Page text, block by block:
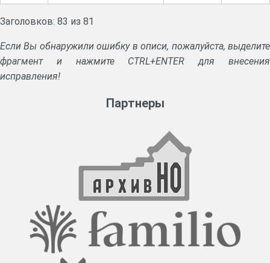
Заголовков: 83 из 81
Если Вы обнаружили ошибку в описи, пожалуйста, выделите
фрагмент и нажмите CTRL+ENTER для внесения
исправления!
Партнеры